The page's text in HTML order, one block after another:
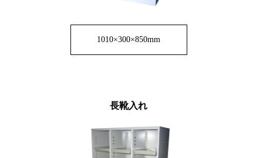
1010×300×850mm
長靴入れ